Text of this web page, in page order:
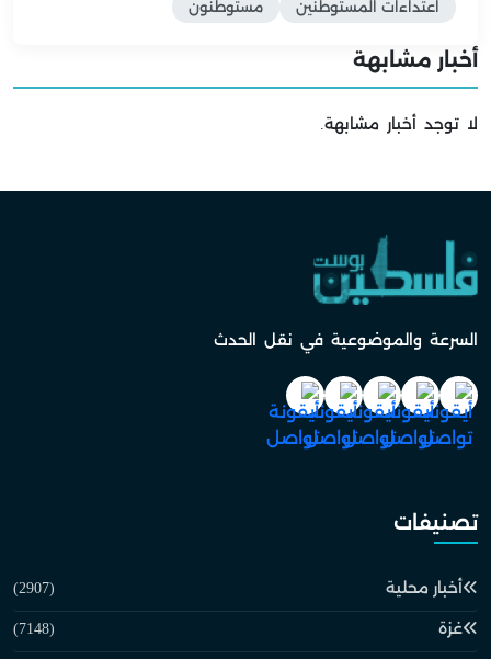
اعتداءات المستوطنين مستوطنون
أخبار مشابهة
لا توجد أخبار مشابهة.
السرعة والموضوعية في نقل الحدث
تصنيفات
أخبار محلية (2907)
غزة (7148)